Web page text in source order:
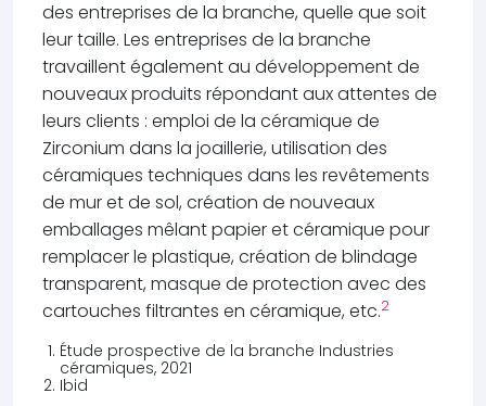
des entreprises de la branche, quelle que soit
leur taille. Les entreprises de la branche
travaillent également au développement de
nouveaux produits répondant aux attentes de
leurs clients : emploi de la céramique de
Zirconium dans la joaillerie, utilisation des
céramiques techniques dans les revêtements
de mur et de sol, création de nouveaux
emballages mêlant papier et céramique pour
remplacer le plastique, création de blindage
transparent, masque de protection avec des
cartouches filtrantes en céramique, etc.2
Étude prospective de la branche Industries
céramiques, 2021
Ibid